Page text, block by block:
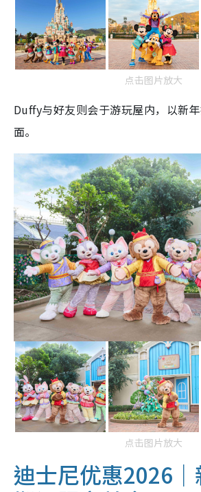
点击图片放大
Duffy与好友则会于游玩屋内，以新
面。
点击图片放大
迪士尼优惠2026